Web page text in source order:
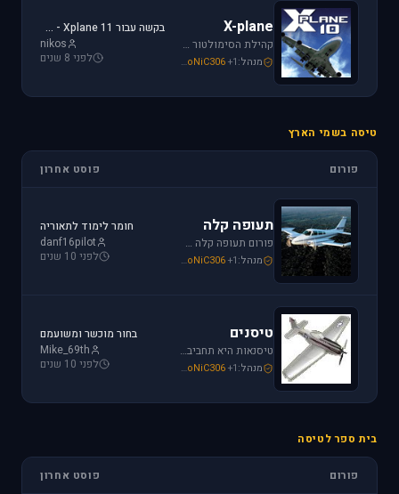
X-plane
קהילת הסימולטור X-plane, סימולטור העתיד של התעופה האזרחית. בפורום תוכלו לקבל מידע ותמיכה. אז קדימה, תפסו את הג'ויסטיק והצטרפו לחוויה.
מנהל: Mike_69th SoNiC306+1
בקשה עבור Xplane 11 - צביעה של חברת ישראייר למטוס FF A320
nikos
לפני 8 שנים
טיסה בשמי הארץ
פורום פוסט אחרון
תעופה קלה
פורום תעופה קלה מתמחה בכל האפשרויות הקיימות: טייס ליום אחד, טיסה בשמי ישראל, חברות תעופה, בתי ספר לטיסה, רשיון טייס ואפילו טיסות רומנטיות.
מנהל: loven SoNiC306+1
חומר לימוד לתאוריה
danf16pilot
לפני 10 שנים
טיסנים
טיסנאות היא תחביב יקר, בואו לקבל תמיכה ומידע על טיסנים יד שניה, חנות טיסנים, טיסנים למתחילים וכמובן לשתף את החברים בחוויות. הצטרפו לפורום טיסנים!
מנהל: Iaf_Assaf SoNiC306+1
בחור מוכשר ומשועמם
Mike_69th
לפני 10 שנים
בית ספר לטיסה
פורום פוסט אחרון